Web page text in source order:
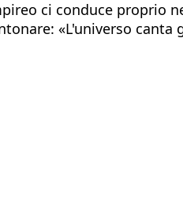
ci conduce proprio
«L'universo canta